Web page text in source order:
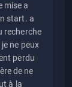
mise a
start. a
recherche
ne peux
perdu
de ne
à la